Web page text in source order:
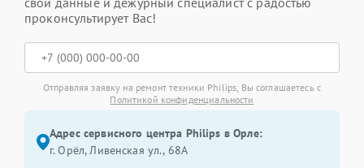
проконсультирует Вас!
Отправляя заявку на ремонт техники Philips, Вы соглашаетесь с
Политикой конфиденциальности
Адрес сервисного центра Philips в Орле:
г. Орёл, Ливенская ул., 68А